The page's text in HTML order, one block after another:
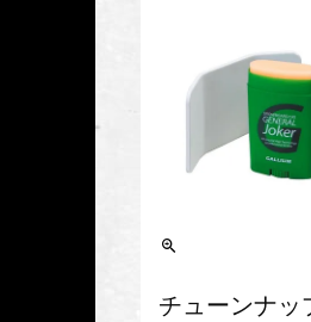
チューンナッ